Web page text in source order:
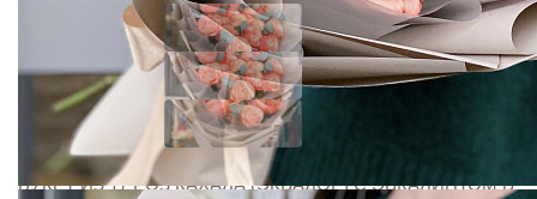
БУКЕТ ИЗ 17 РОЗ КАХАЛА (ЭКВАДОР) С ЭВКАЛИПТОМ В